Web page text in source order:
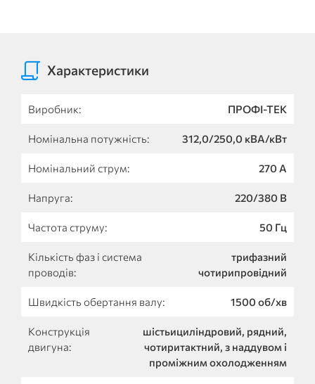
Характеристики
Виробник: ПРОФІ-ТЕК
Номінальна потужність: 312,0/250,0 кВА/кВт
Номінальний струм: 270 А
Напруга: 220/380 В
Частота струму: 50 Гц
Кількість фаз і система
проводів:
трифазний
чотирипровідний
Швидкість обертання валу: 1500 об/хв
Конструкція
двигуна:
шістьициліндровий, рядний,
чотиритактний, з наддувом і
проміжним охолодженням